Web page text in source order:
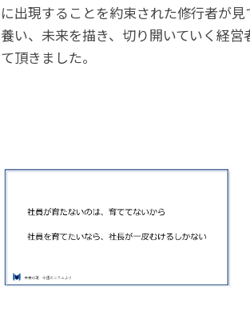
に出現することを約束された修行者が
養い、未来を描き、切り開いていく経
て頂きました。